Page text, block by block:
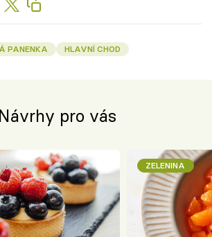
PANENKA HLAVNÍ CHOD
Návrhy pro vás
ZELENINA